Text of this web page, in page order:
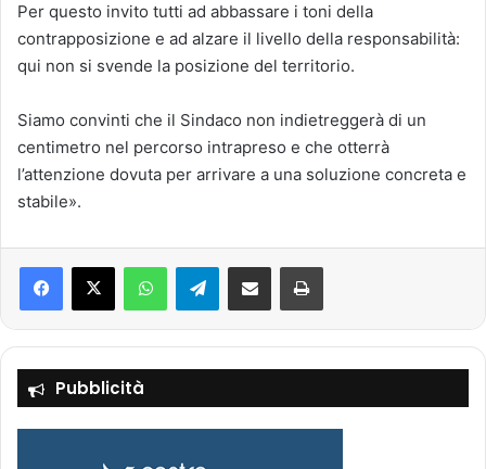
Per questo invito tutti ad abbassare i toni della
contrapposizione e ad alzare il livello della responsabilità:
qui non si svende la posizione del territorio.
Siamo convinti che il Sindaco non indietreggerà di un
centimetro nel percorso intrapreso e che otterrà
l’attenzione dovuta per arrivare a una soluzione concreta e
stabile».
Telegram
Pubblicità